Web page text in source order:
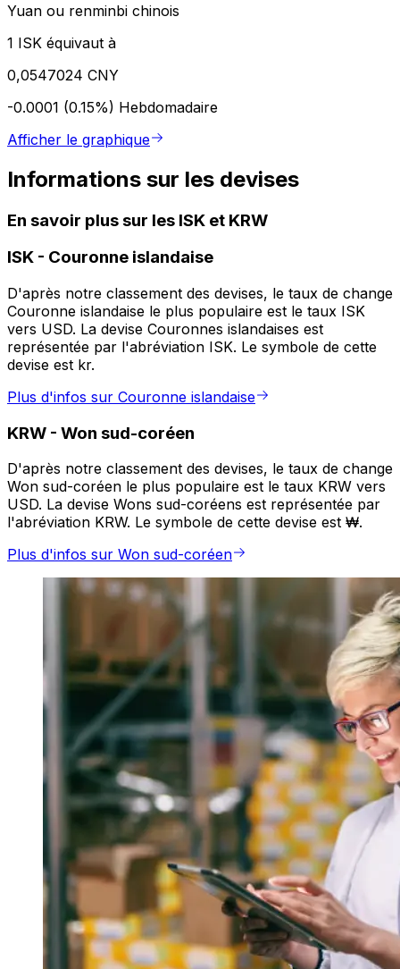
Yuan ou renminbi chinois
1 ISK équivaut à
0,0547024 CNY
-0.0001 (0.15%) Hebdomadaire
Afficher le graphique
Informations sur les devises
En savoir plus sur les ISK et KRW
ISK - Couronne islandaise
D'après notre classement des devises, le taux de change
Couronne islandaise le plus populaire est le taux ISK
vers USD. La devise Couronnes islandaises est
représentée par l'abréviation ISK. Le symbole de cette
devise est kr.
Plus d'infos sur Couronne islandaise
KRW - Won sud-coréen
D'après notre classement des devises, le taux de change
Won sud-coréen le plus populaire est le taux KRW vers
USD. La devise Wons sud-coréens est représentée par
l'abréviation KRW. Le symbole de cette devise est ₩.
Plus d'infos sur Won sud-coréen